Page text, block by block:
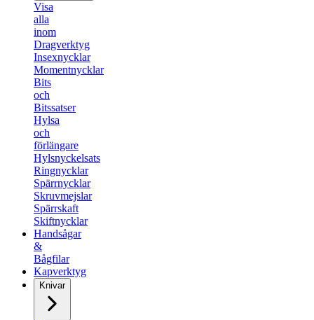
Visa
alla
inom
Dragverktyg
Insexnycklar
Momentnycklar
Bits
och
Bitssatser
Hylsa
och
förlängare
Hylsnyckelsats
Ringnycklar
Spärrnycklar
Skruvmejslar
Spärrskaft
Skiftnycklar
Handsågar
&
Bågfilar
Kapverktyg
Knivar